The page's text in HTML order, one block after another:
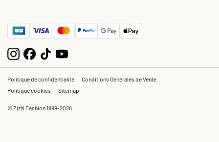
Politique de confidentialité
Conditions Générales de Vente
Politique cookies
Sitemap
© Zizzi Fashion 1999-2026